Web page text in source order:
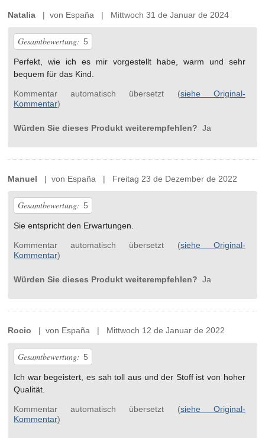
Natalia | von España | Mittwoch 31 de Januar de 2024
Gesamtbewertung: 5
Perfekt, wie ich es mir vorgestellt habe, warm und sehr
bequem für das Kind.
Kommentar automatisch übersetzt (siehe Original-
Kommentar)
Würden Sie dieses Produkt weiterempfehlen? Ja
Manuel | von España | Freitag 23 de Dezember de 2022
Gesamtbewertung: 5
Sie entspricht den Erwartungen.
Kommentar automatisch übersetzt (siehe Original-
Kommentar)
Würden Sie dieses Produkt weiterempfehlen? Ja
Rocio | von España | Mittwoch 12 de Januar de 2022
Gesamtbewertung: 5
Ich war begeistert, es sah toll aus und der Stoff ist von hoher
Qualität.
Kommentar automatisch übersetzt (siehe Original-
Kommentar)